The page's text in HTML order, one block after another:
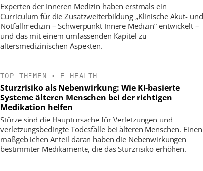
Experten der Inneren Medizin haben erstmals ein
Curriculum für die Zusatzweiterbildung „Klinische Akut- und
Notfallmedizin – Schwerpunkt Innere Medizin“ entwickelt –
und das mit einem umfassenden Kapitel zu
altersmedizinischen Aspekten.
TOP-THEMEN • E-HEALTH
Sturzrisiko als Nebenwirkung: Wie KI-basierte
Systeme älteren Menschen bei der richtigen
Medikation helfen
Stürze sind die Hauptursache für Verletzungen und
verletzungsbedingte Todesfälle bei älteren Menschen. Einen
maßgeblichen Anteil daran haben die Nebenwirkungen
bestimmter Medikamente, die das Sturzrisiko erhöhen.